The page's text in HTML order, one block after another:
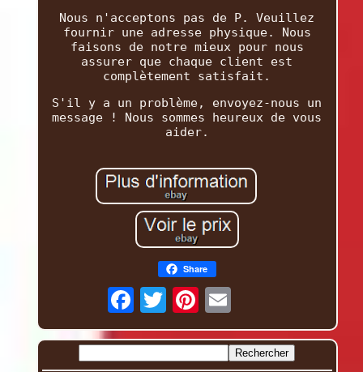
Nous n'acceptons pas de P. Veuillez
fournir une adresse physique. Nous
faisons de notre mieux pour nous
assurer que chaque client est
complètement satisfait.
S'il y a un problème, envoyez-nous un
message ! Nous sommes heureux de vous
aider.
Share